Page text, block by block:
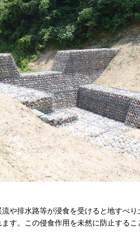
や排水路等が浸食を受けると地すべ
す。この侵食作用を未然に防止する